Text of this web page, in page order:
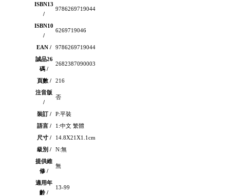
ISBN13
/
9786269719044
ISBN10
/
6269719046
EAN /
9786269719044
誠品26
碼 /
2682387090003
頁數 /
216
注音版
/
否
裝訂 /
P:平裝
語言 /
1:中文 繁體
尺寸 /
14.8X21X1.1cm
級別 /
N:無
提供維
修 /
無
適用年
齡 /
13-99